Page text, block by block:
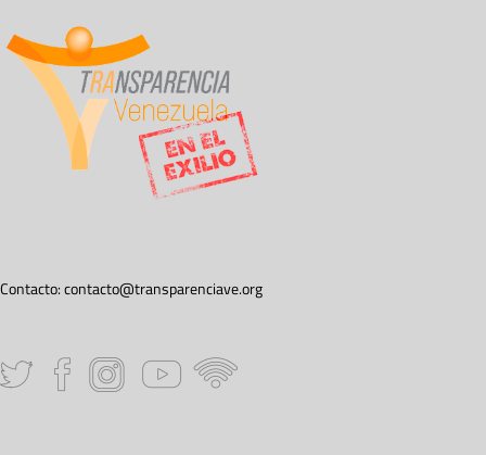
Contacto:contacto@transparenciave.org